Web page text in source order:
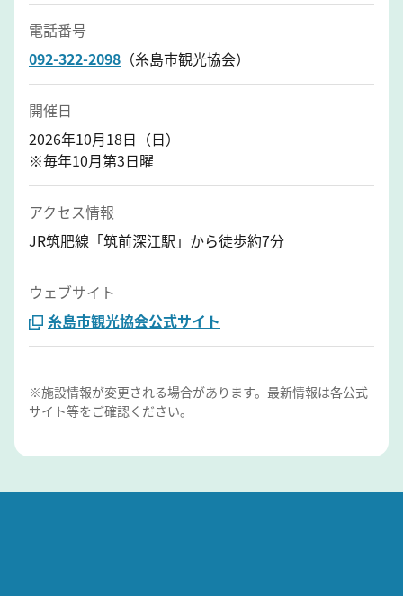
電話番号
092-322-2098 （糸島市観光協会）
開催日
2026年10月18日（日）
※毎年10月第3日曜
アクセス情報
JR筑肥線「筑前深江駅」から徒歩約7分
ウェブサイト
糸島市観光協会公式サイト
※施設情報が変更される場合があります。最新情報は各公式
サイト等をご確認ください。